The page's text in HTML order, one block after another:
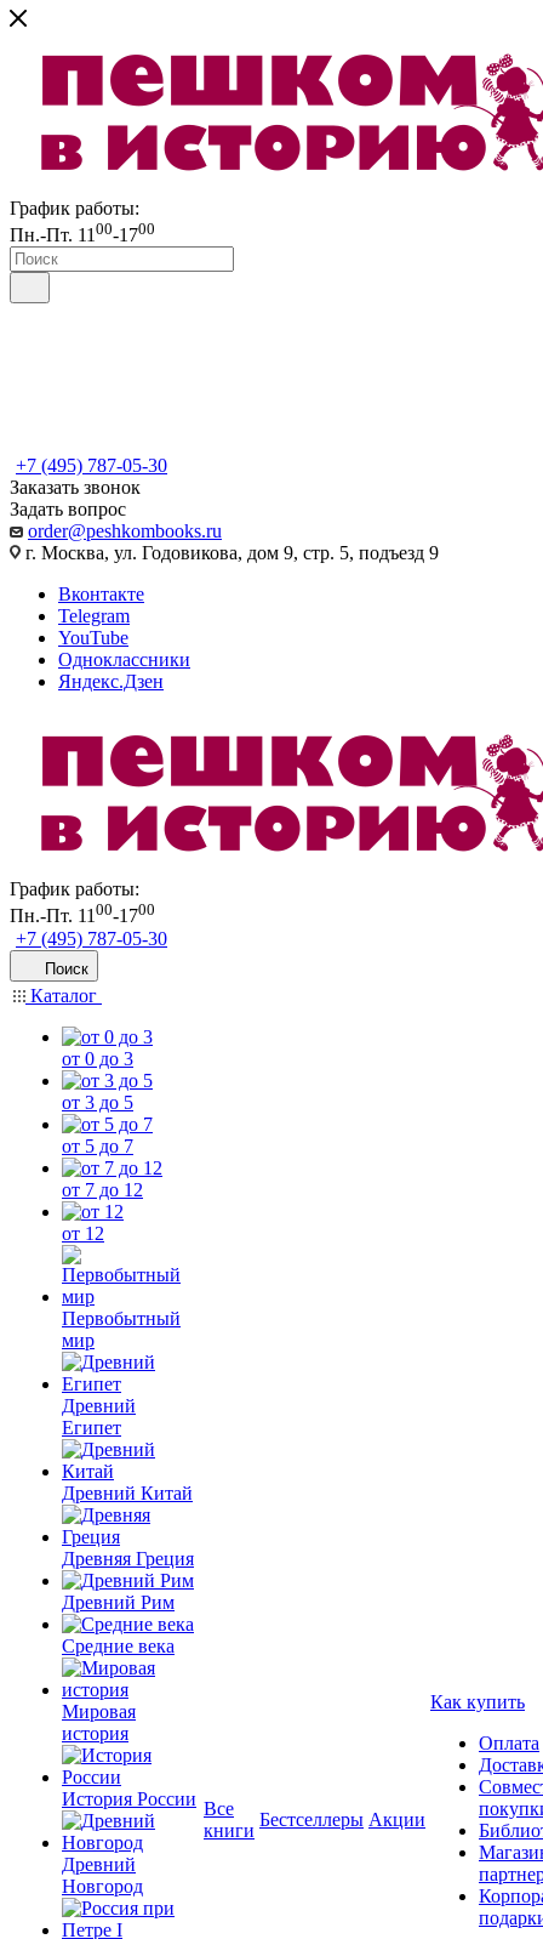
График работы:
Пн.-Пт. 11 00-1700
+7 (495) 787-05-30
Заказать звонок
Задать вопрос
order@peshkombooks.ru
г. Москва, ул. Годовикова, дом 9, стр. 5, подъезд 9
Вконтакте
Telegram
YouTube
Одноклассники
Яндекс.Дзен
График работы:
Пн.-Пт. 1100-1700
+7 (495) 787-05-30
Поиск
Каталог
от 0 до 3
от 3 до 5
от 5 до 7
от 7 до 12
от 12
Первобытный
мир
Древний
Египет
Древний Китай
Древняя Греция
Древний Рим
Средние века
Мировая
история
История России
Древний
Новгород
Все
книги
Бестселлеры Акции
Как купить
Оплата